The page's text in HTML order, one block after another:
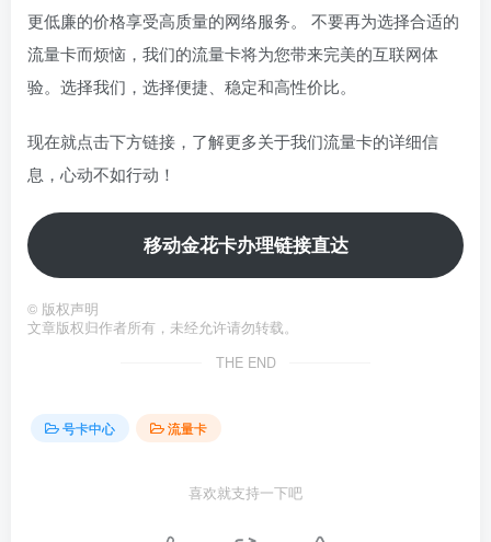
更低廉的价格享受高质量的网络服务。 不要再为选择合适的
流量卡而烦恼，我们的流量卡将为您带来完美的互联网体
验。选择我们，选择便捷、稳定和高性价比。
现在就点击下方链接，了解更多关于我们流量卡的详细信
息，心动不如行动！
移动金花卡办理链接直达
© 版权声明
文章版权归作者所有，未经允许请勿转载。
THE END
号卡中心 流量卡
喜欢就支持一下吧